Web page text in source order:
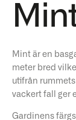
Mint är en
meter bred
utifrån
vackert fall ger
Gardinens